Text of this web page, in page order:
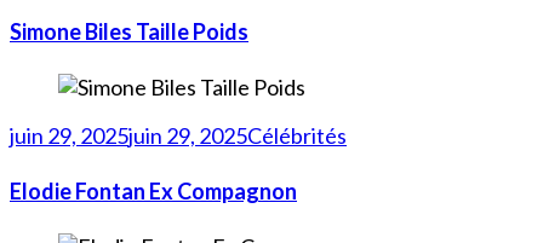
Simone Biles Taille Poids
juin 29, 2025juin 29, 2025Célébrités
Elodie Fontan Ex Compagnon